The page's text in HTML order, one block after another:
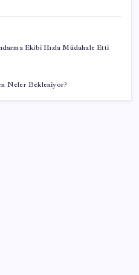
Ekibi Hızla Müdahale Etti
Neler Bekleniyor?